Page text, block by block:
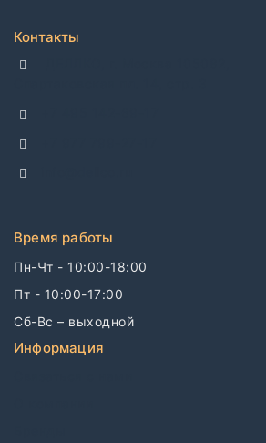
Контакты
Время работы
Пн-Чт - 10:00-18:00
Пт - 10:00-17:00
Сб-Вс – выходной
Информация